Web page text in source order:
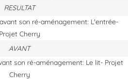
RESULTAT
AVANT